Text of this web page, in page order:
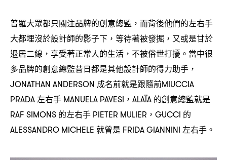
普羅大眾都只關注品牌的創意總監 ， 而背後他們的左右手
大都埋沒於設計師的影子下 ， 等待著被發掘 ， 又或是甘於
退居二線 ， 享受著正常人的生活 ， 不被俗世打擾。當中很
多品牌的創意總監昔日都是其他設計師的得力助手 ，
JONATHAN ANDERSON 成名前就是跟隨前MIUCCIA
PRADA左右手 MANUELA PAVESI，ALAÏA 的創意總監就是
RAF SIMONS 的左右手 PIETER MULIER，GUCCI 的
ALESSANDRO MICHELE 就曾是 FRIDA GIANNINI 左右手。